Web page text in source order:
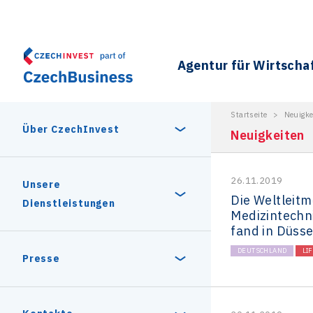
Agentur für
Über CzechInvest
Über uns
Geschichte
Unsere
Dienstleistungen
Gründe zu investieren
Unternehmen in der
Presse
Startseite >
Neuigkeiten
26.11.2019
Die
fand in
DEUTSCHLAND